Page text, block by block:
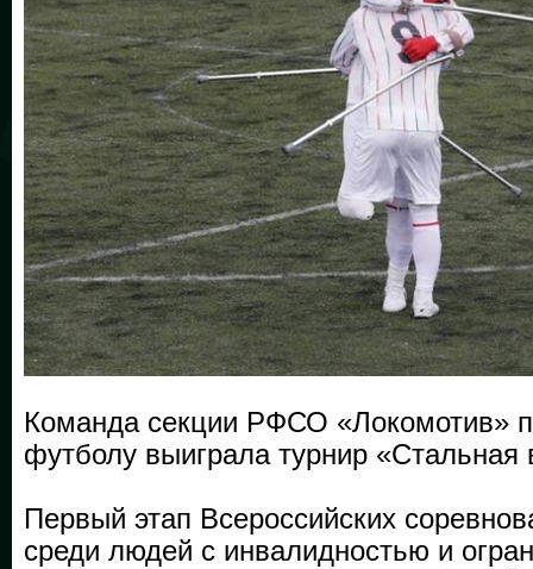
Команда секции РФСО «Локомотив»
футболу выиграла турнир «Стальная
Первый этап Всероссийских
среди людей с инвалидностью и